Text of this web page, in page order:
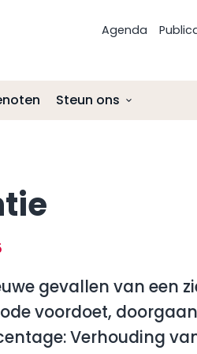
Agenda
Steun ons
gevallen van een
voordoet,
Verhouding